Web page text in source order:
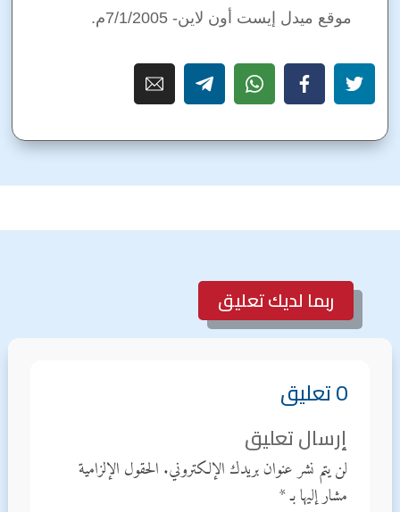
موقع ميدل إيست أون لاين- 7/1/2005م.
ربما لديك تعليق
0 تعليق
إرسال تعليق
لن يتم نشر عنوان بريدك الإلكتروني. الحقول الإلزامية
مشار إليها بـ*